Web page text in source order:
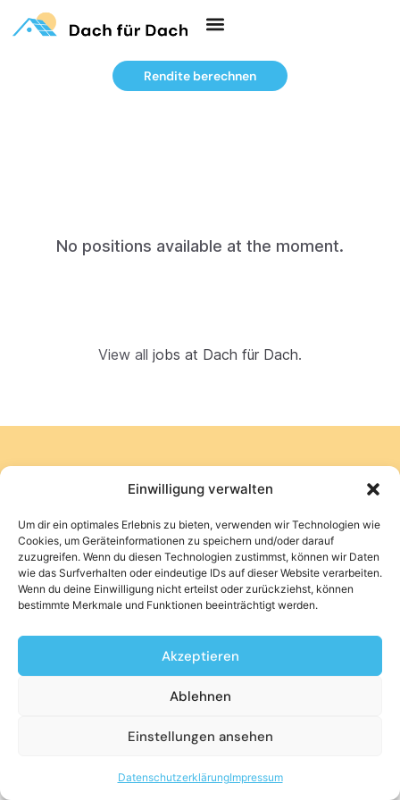
Einwilligung verwalten
Um dir ein optimales Erlebnis zu bieten, verwenden wir Technologien wie
Cookies, um Geräteinformationen zu speichern und/oder darauf
zuzugreifen. Wenn du diesen Technologien zustimmst, können wir Daten
wie das Surfverhalten oder eindeutige IDs auf dieser Website verarbeiten.
Wenn du deine Einwilligung nicht erteilst oder zurückziehst, können
bestimmte Merkmale und Funktionen beeinträchtigt werden.
Akzeptieren
Ablehnen
Einstellungen ansehen
DatenschutzerklärungImpressum
Rendite berechnen
No positions available at the moment.
View all jobs at Dach für Dach.
Impressum und Datenschtz
Kontakt
Jobs
Dach für Dach GmbH 2026
Vermieter einschließen.